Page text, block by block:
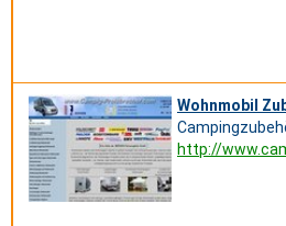
Wohnmobil
http://